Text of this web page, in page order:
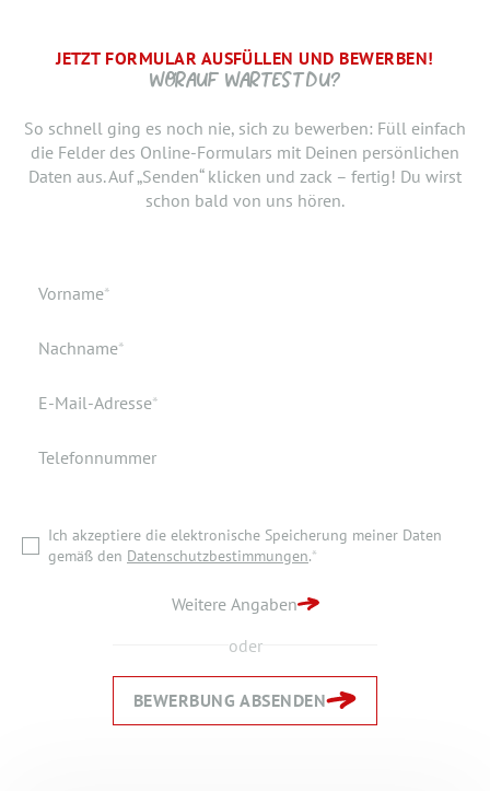
JETZT FORMULAR AUSFÜLLEN UND BEWERBEN!
WORAUF WARTEST DU?
So schnell ging es noch nie, sich zu bewerben: Füll einfach
die Felder des Online-Formulars mit Deinen persönlichen
Daten aus. Auf „Senden“ klicken und zack – fertig! Du wirst
schon bald von uns hören.
Pflichtfeld
Vorname*
Pflichtfeld
Nachname*
Pflichtfeld
E-Mail-Adresse*
Telefonnummer
Ich akzeptiere die elektronische Speicherung meiner Daten
gemäß den Datenschutzbestimmungen.*
Weitere Angaben
oder
BEWERBUNG ABSENDEN
BRAUCHEN WIR NOCH ...
SCHRITT.
bist, den neuen Job anzutreten. Du möchtest Deiner
Bewerbung doch noch einen Lebenslauf oder ein anderes
Dokument hinzufügen? Hier kannst Du es hochladen.
Verfügbar ab
Dokumente
Ich akzeptiere die elektronische Speicherung meiner Daten
DANKE, WIR FREUEN UNS AUF DICH UND MELDEN UNS
ZURÜCK ZUR STARTSEITE